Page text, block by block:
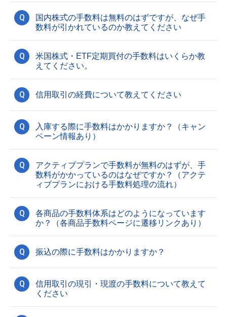
Q
国内株式の手数料は無料のはずですが、なぜ手
数料が引かれているのか教えてください
Q
米国株式・ETF定期買付の手数料はいくらか教
えてください。
Q 信用取引の経費について教えてください
Q
入庫する際に手数料はかかりますか？（キャン
ペーン情報あり）
Q
アクティブプランで手数料が無料のはずが、手
数料がかかっているのはなぜですか？（アクテ
ィブプランにおける手数料処理の流れ）
Q
各商品の手数料体系はどのようになっています
か？（各商品手数料ページに遷移リンクあり）
Q 振込の際に手数料はかかりますか？
Q
信用取引の現引・現渡の手数料について教えて
ください